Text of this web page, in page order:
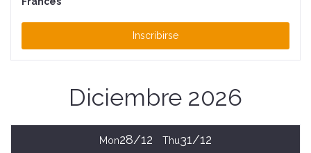
Inscribirse
Diciembre 2026
Mon28/12 Thu31/12